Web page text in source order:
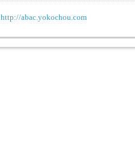
http://abac.yokochou.com